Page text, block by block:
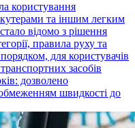
користування
та іншим легким
відомо з рішення
правила руху та
для користувачів
засобів
дозволено
швидкості до